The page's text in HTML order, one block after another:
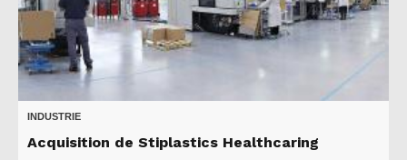
INDUSTRIE
Acquisition de Stiplastics Healthcaring